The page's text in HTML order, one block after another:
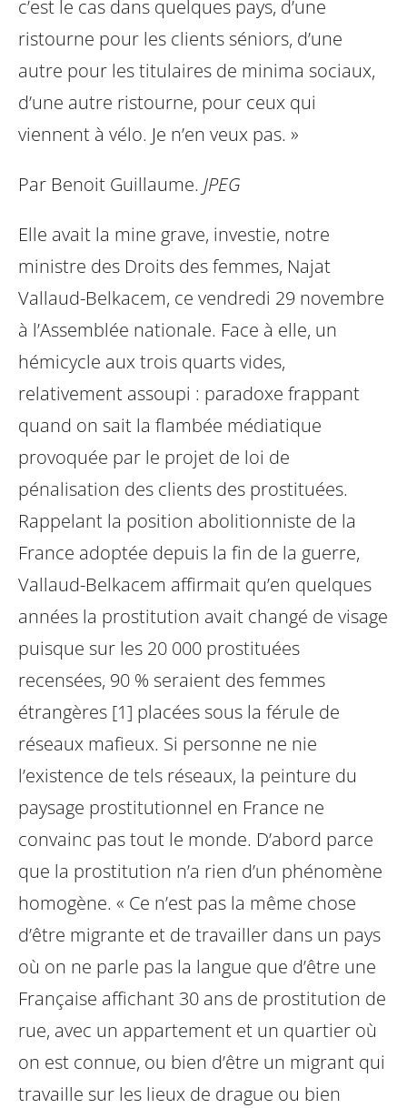
c’est le cas dans quelques pays, d’une
ristourne pour les clients séniors, d’une
autre pour les titulaires de minima sociaux,
d’une autre ristourne, pour ceux qui
viennent à vélo. Je n’en veux pas. »
Par Benoit Guillaume. JPEG
Elle avait la mine grave, investie, notre
ministre des Droits des femmes, Najat
Vallaud-Belkacem, ce vendredi 29 novembre
à l’Assemblée nationale. Face à elle, un
hémicycle aux trois quarts vides,
relativement assoupi : paradoxe frappant
quand on sait la flambée médiatique
provoquée par le projet de loi de
pénalisation des clients des prostituées.
Rappelant la position abolitionniste de la
France adoptée depuis la fin de la guerre,
Vallaud-Belkacem affirmait qu’en quelques
années la prostitution avait changé de visage
puisque sur les 20 000 prostituées
recensées, 90 % seraient des femmes
étrangères [1] placées sous la férule de
réseaux mafieux. Si personne ne nie
l’existence de tels réseaux, la peinture du
paysage prostitutionnel en France ne
convainc pas tout le monde. D’abord parce
que la prostitution n’a rien d’un phénomène
homogène. « Ce n’est pas la même chose
d’être migrante et de travailler dans un pays
où on ne parle pas la langue que d’être une
Française affichant 30 ans de prostitution de
rue, avec un appartement et un quartier où
on est connue, ou bien d’être un migrant qui
travaille sur les lieux de drague ou bien